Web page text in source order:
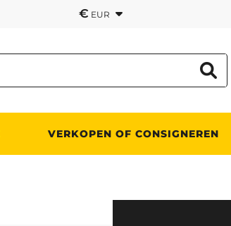
€ EUR
VERKOPEN OF CONSIGNEREN